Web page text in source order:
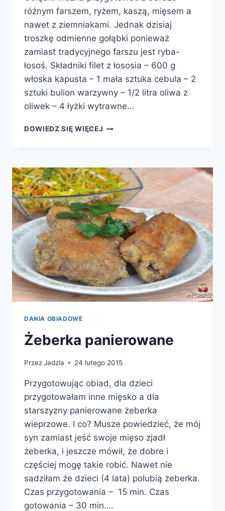
różnym farszem, ryżem, kaszą, mięsem a
nawet z ziemniakami. Jednak dzisiaj
troszkę odmienne gołąbki ponieważ
zamiast tradycyjnego farszu jest ryba-
łosoś. Składniki filet z łososia – 600 g
włoska kapusta – 1 mała sztuka cebula – 2
sztuki bulion warzywny – 1/2 litra oliwa z
oliwek – 4 łyżki wytrawne…
DOWIEDZ SIĘ WIĘCEJ GOŁĄBKI
DANIA OBIADOWE
Żeberka panierowane
PrzezJadzia 24 lutego 2015
Przygotowując obiad, dla dzieci
przygotowałam inne mięsko a dla
starszyzny panierowane żeberka
wieprzowe. I co? Musze powiedzieć, że mój
syn zamiast jeść swoje mięso zjadł
żeberka, i jeszcze mówił, że dobre i
częściej mogę takie robić. Nawet nie
sadziłam że dzieci (4 lata) polubią żeberka.
Czas przygotowania – 15 min. Czas
gotowania – 30 min….